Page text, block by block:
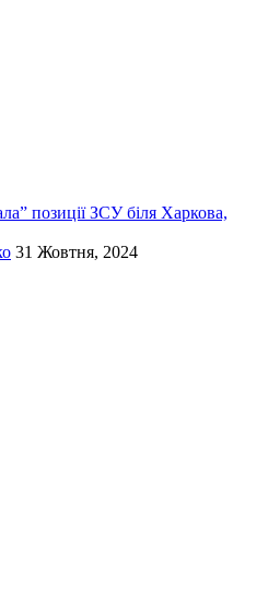
позиції ЗСУ біля Харкова,
31 Жовтня, 2024